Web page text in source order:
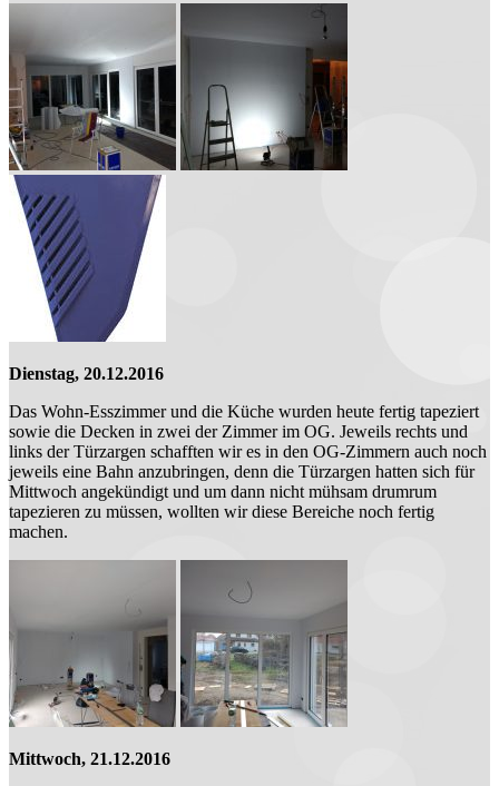
Dienstag, 20.12.2016
Das Wohn-Esszimmer und die Küche wurden heute fertig tapeziert
sowie die Decken in zwei der Zimmer im OG. Jeweils rechts und
links der Türzargen schafften wir es in den OG-Zimmern auch noch
jeweils eine Bahn anzubringen, denn die Türzargen hatten sich für
Mittwoch angekündigt und um dann nicht mühsam drumrum
tapezieren zu müssen, wollten wir diese Bereiche noch fertig
machen.
Mittwoch, 21.12.2016